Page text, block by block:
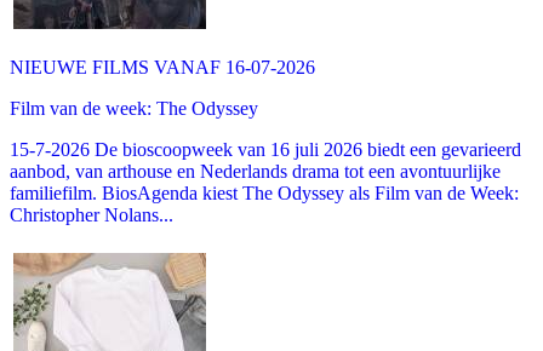
NIEUWE FILMS VANAF 16-07-2026
Film van de week: The Odyssey
15-7-2026 De bioscoopweek van 16 juli 2026 biedt een gevarieerd
aanbod, van arthouse en Nederlands drama tot een avontuurlijke
familiefilm. BiosAgenda kiest The Odyssey als Film van de Week:
Christopher Nolans...